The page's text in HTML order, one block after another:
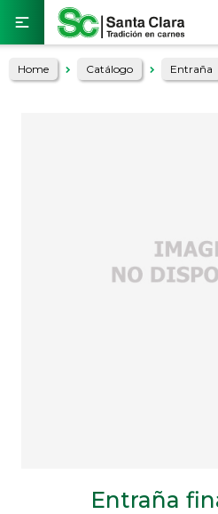

Home Catálogo Entraña
Entraña